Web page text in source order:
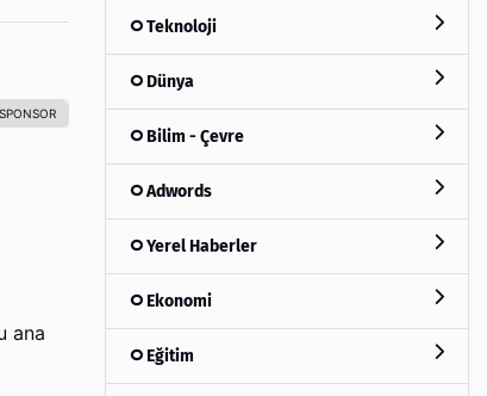
ana
Teknoloji
Dünya
Bilim - Çevre
Adwords
Yerel Haberler
Ekonomi
Eğitim